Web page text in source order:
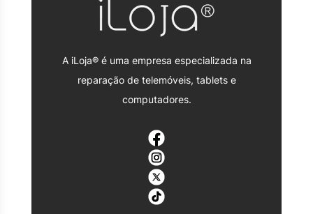
A iLoja® é uma empresa especializada na
reparação de telemóveis, tablets e
computadores.